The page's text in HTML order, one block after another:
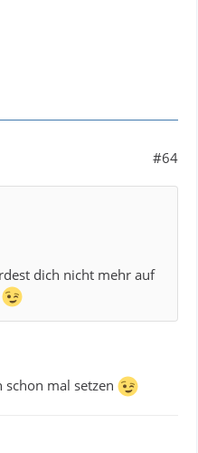
#64
dich nicht mehr auf
schon mal setzen